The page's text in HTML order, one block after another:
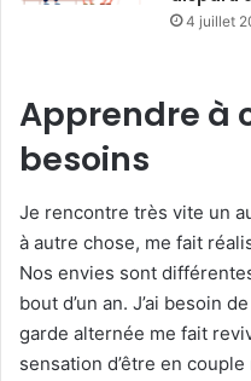
4 juillet
Apprendre à
besoins
Je rencontre très vite un
à autre chose, me fait
Nos envies sont
bout d’un an. J’ai besoin
garde alternée me fait
sensation d’être en